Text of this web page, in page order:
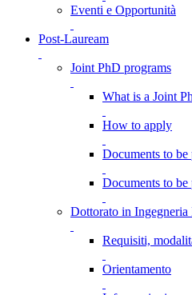
Eventi e Opportunità
Post-Lauream
Joint PhD programs
What is a Joint
How to apply
Documents to
Documents to
Dottorato in Ingegneria
Requisiti,
Orientamento